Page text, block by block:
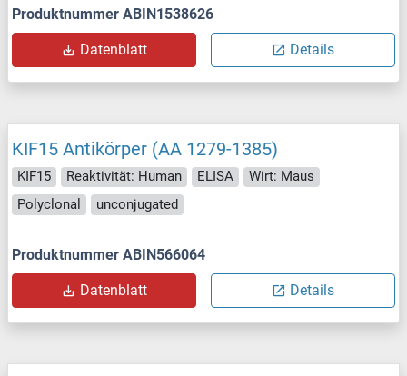
Produktnummer ABIN1538626
Datenblatt Details
KIF15 Antikörper (AA 1279-1385)
KIF15 Reaktivität: Human ELISA
Wirt: Maus
Polyclonal
unconjugated
Produktnummer ABIN566064
Datenblatt Details